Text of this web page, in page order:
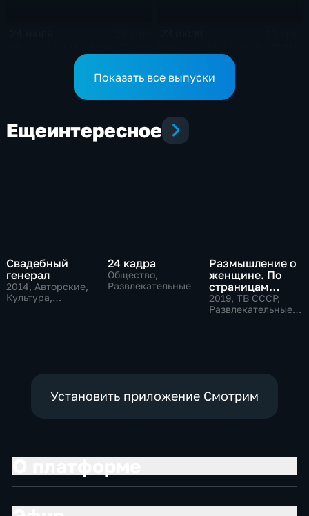
Показать все выпуски
Ещеинтересное
Свадебный
генерал
2014, Авторские,
Культура,
24 кадра
Общество,
Развлекательные
Размышление о
женщине. По
страницам
советского
телевидения
2019, ТВ СССР,
Развлекательные,
Установить приложение Смотрим